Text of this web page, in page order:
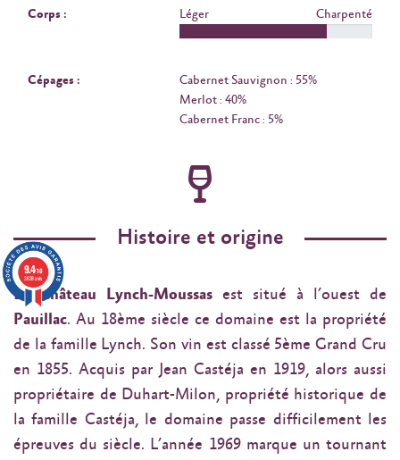
Corps : Léger Charpenté
Cépages :
Cabernet Sauvignon : 55%
Merlot : 40%
Cabernet Franc : 5%
Histoire et origine
LeChâteau Lynch-Moussas est situé à l’ouest de
Pauillac. Au 18ème siècle ce domaine est la propriété
de la famille Lynch. Son vin est classé 5ème Grand Cru
en 1855. Acquis par Jean Castéja en 1919, alors aussi
propriétaire de Duhart-Milon, propriété historique de
la famille Castéja, le domaine passe difficilement les
épreuves du siècle. L’année 1969 marque un tournant
9.4/10
3638 avis